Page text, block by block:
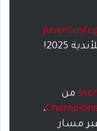
2025!
من
،
مسار